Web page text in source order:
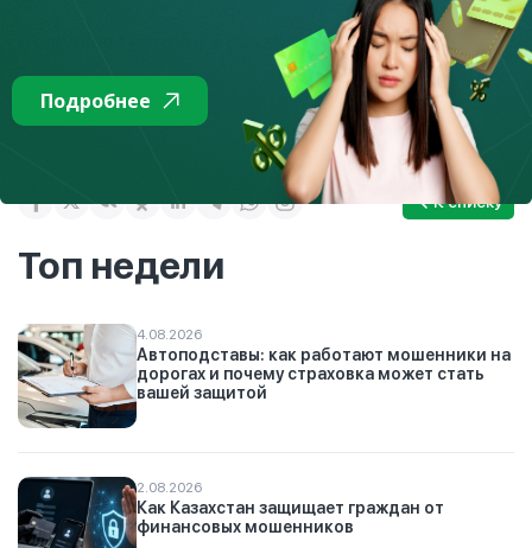
Подробнее читайте в разделе "Финансовая инклюзия"
К списку
Топ недели
4.08.2026
Автоподставы: как работают мошенники на
дорогах и почему страховка может стать
вашей защитой
2.08.2026
Как Казахстан защищает граждан от
финансовых мошенников
Подробнее